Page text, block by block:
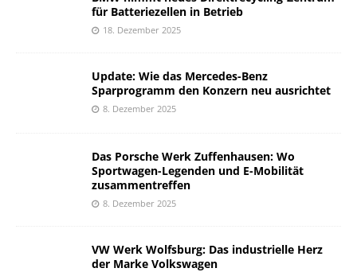
für Batteriezellen in Betrieb
18. Dezember 2025
Update: Wie das Mercedes-Benz
Sparprogramm den Konzern neu ausrichtet
8. Dezember 2025
Das Porsche Werk Zuffenhausen: Wo
Sportwagen-Legenden und E-Mobilität
zusammentreffen
8. Dezember 2025
VW Werk Wolfsburg: Das industrielle Herz
der Marke Volkswagen